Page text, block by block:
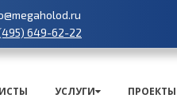
649-62-22
УСЛУГИ ПРОЕКТЫ